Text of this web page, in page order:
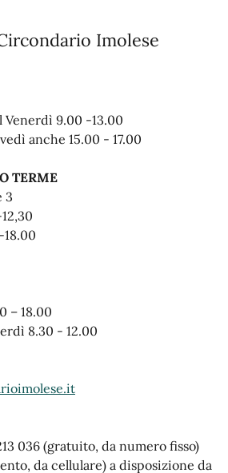
Imolese
9.00 -13.00
anche 15.00 - 17.00
TERME
3
– 18.00
8.30 - 12.00
036 (gratuito, da numero fisso)
da cellulare) a disposizione da